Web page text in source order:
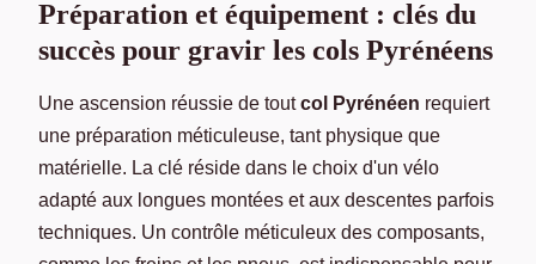
Préparation et équipement : clés du
succès pour gravir les cols Pyrénéens
Une ascension réussie de toutcol Pyrénéen requiert
une préparation méticuleuse, tant physique que
matérielle. La clé réside dans le choix d'un vélo
adapté aux longues montées et aux descentes parfois
techniques. Un contrôle méticuleux des composants,